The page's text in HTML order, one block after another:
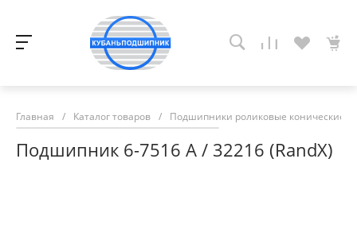
Главная / Каталог товаров / Подшипники роликовые конические
Подшипник 6-7516 A / 32216 (RandX)